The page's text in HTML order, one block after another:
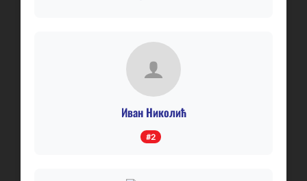
Иван Николић
#2